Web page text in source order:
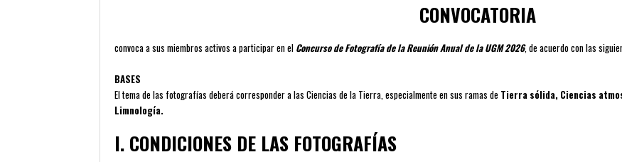
CONVOCATORIA
convoca a sus miembros activos a participar en el Concurso de Fotografía de la Reunión Anual de la UGM 2026, de acuerdo con las
BASES
El tema de las fotografías deberá corresponder a las Ciencias de la Tierra, especialmente en sus ramas de Tierra sólida, Ciencias
Limnología.
I. CONDICIONES DE LAS FOTOGRAFÍAS